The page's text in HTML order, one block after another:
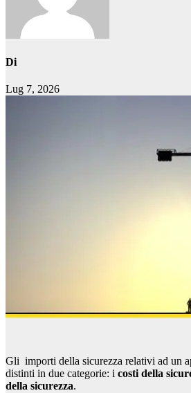
Di
Lug 7, 2026
Gli importi della sicurezza relativi ad un
distinti in due categorie: i costi della
della sicurezza.